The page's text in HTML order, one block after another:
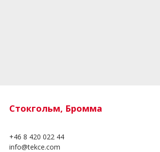
Стокгольм, Бромма
+46 8 420 022 44
info@tekce.com